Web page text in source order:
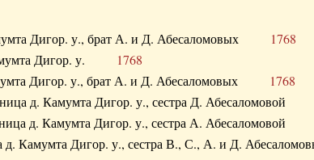
Дигор. у., брат А. и Д. Абесаломовых 1768
Дигор. у. 1768
Дигор. у., брат А. и Д. Абесаломовых 1768
д. Камумта Дигор. у., сестра Д. Абесаломовой
д. Камумта Дигор. у., сестра А. Абесаломовой
д. Камумта Дигор. у., сестра В., С., А. и Д.